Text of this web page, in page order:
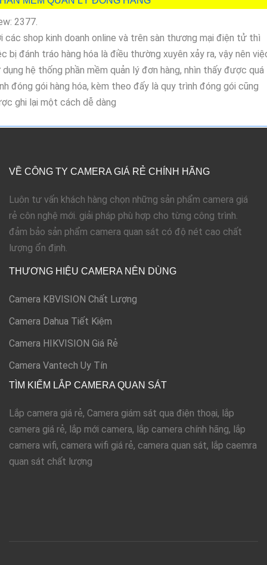
2377.
các shop kinh doanh online và trên sàn thương mại điện tử thì
bị đánh tráo hàng hóa là điều thường xuyên xảy ra, vậy nên
dụng hệ thống phần mềm quản lý đơn hàng, nhìn thấy được quá
đóng gói hàng hóa, kèm theo đấy là quy trình đóng gói cũng
ghi lại một cách dễ dàng
VỀ CÔNG TY CAMERA GIÁ RẺ CHÍNH HÃNG
Luôn tư vấn khách hàng chọn những sản phẩm camera giá
rẻ côn nghệ mới. giải pháp phù hợp cho từng công trình.
đảm bảo sản phẩm camera quan sát có độ nét cao chất
lượng ổn định.
THƯƠNG HIỆU CAMERA NÊN DÙNG
Camera KBVISION Chất Lượng
Camera Dahua Tiết Kiệm
Camera HIKVISION Giá Rẻ
Camera Vantech Uy Tín
TÌM KIẾM LẮP CAMERA QUAN SÁT
Lắp camera giá rẻ, Camera giám sát qua điện thoại, lắp
camera giá rẻ, lắp mới camera, lắp camera chính hãng, lắp
camera wifi, camera wifi giá rẻ, camera quan sát, lắp caemra
quan sát chất lượng